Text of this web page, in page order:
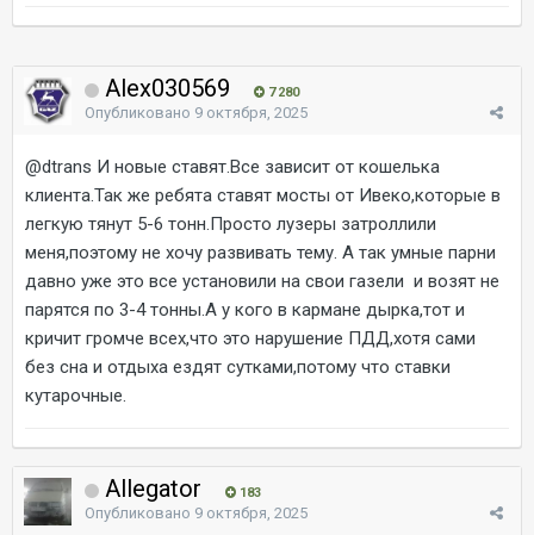
Alex030569 7 280
Опубликовано 9 октября, 2025
@dtrans И новые ставят.Все зависит от кошелька
клиента.Так же ребята ставят мосты от Ивеко,которые в
легкую тянут 5-6 тонн.Просто лузеры затроллили
меня,поэтому не хочу развивать тему. А так умные парни
давно уже это все установили на свои газели и возят не
парятся по 3-4 тонны.А у кого в кармане дырка,тот и
кричит громче всех,что это нарушение ПДД,хотя сами
без сна и отдыха ездят сутками,потому что ставки
кутарочные.
Allegator 183
Опубликовано 9 октября, 2025